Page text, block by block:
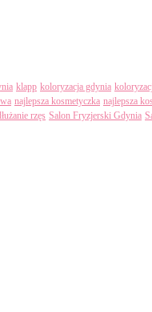
klapp koloryzacja gdynia
najlepsza kosmetyczka najlepsza
rzęs Salon Fryzjerski Gdynia